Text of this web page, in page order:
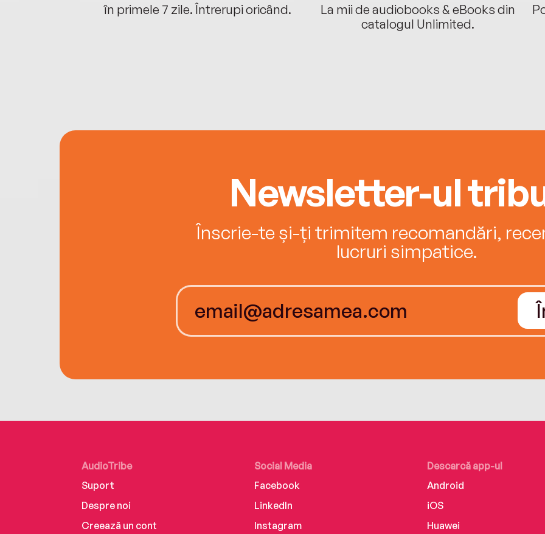
în primele 7 zile. Întrerupi oricând.
La mii de audiobooks & eBooks din
catalogul Unlimited.
Newsletter-ul
Înscrie-te și-ți trimitem recomandări,
lucruri simpatice.
AudioTribe
Suport
Despre noi
Creează un cont
Social Media
Facebook
LinkedIn
Instagram
Descarcă app-ul
Android
iOS
Huawei